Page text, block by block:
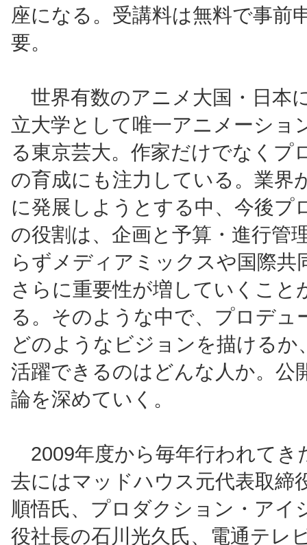
座になる。受講料は無料で事前
要。
世界有数のアニメ大国・日本
立大学として唯一アニメーショ
る東京芸大。作家だけでなくプ
の育成にも注力している。業界
に発展しようとする中、今後プ
の役割は、企画と予算・進行管
らずメディアミックスや国際共
さらに重要性が増していくこと
る。そのような中で、プロデュ
どのようなビジョンを描けるか
活躍できるのはどんな人か。公
論を深めていく。
2009年度から毎年行われてき
去にはマッドハウス元代表取締
順悟氏、プロダクション・アイ
役社長の石川光久氏、電通テレ